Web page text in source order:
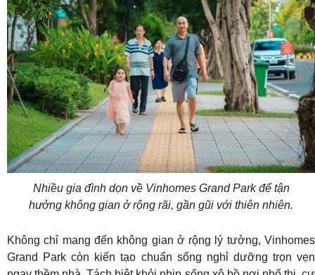
Nhiều gia đình dọn về Vinhomes Grand Park để tận
hưởng không gian ở rộng rãi, gần gũi với thiên nhiên.
Không chỉ mang đến không gian ở rộng lý tưởng, Vinhomes
Grand Park còn kiến tạo chuẩn sống nghỉ dưỡng trọn vẹn